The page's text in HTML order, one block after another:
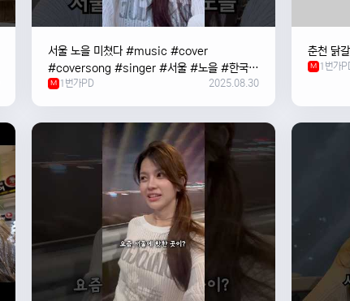
서울 노을 미쳤다 #music #cover
#coversong #singer #서울 #노을 #한국
#한강
M 1번가PD 2025.08.30
춘천 닭
M 1번가